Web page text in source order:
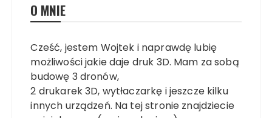
O MNIE
Cześć, jestem Wojtek i naprawdę lubię
możliwości jakie daje druk 3D. Mam za sobą
budowę 3 dronów,
2 drukarek 3D, wytłaczarkę i jeszcze kilku
innych urządzeń. Na tej stronie znajdziecie